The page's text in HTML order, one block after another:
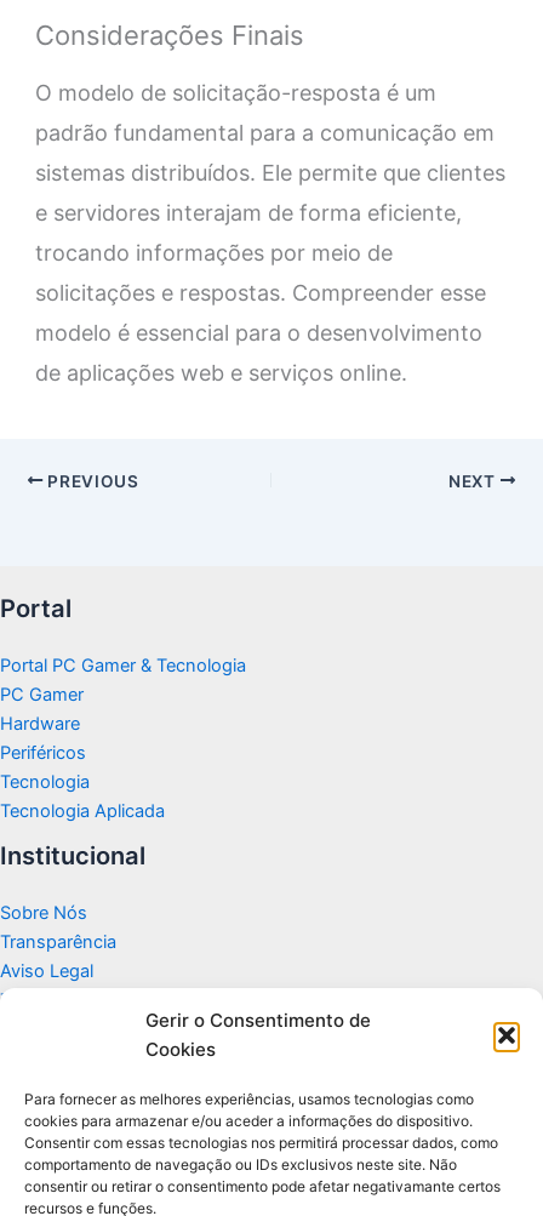
Gerir o Consentimento de
Cookies
Para fornecer as melhores experiências, usamos tecnologias como
cookies para armazenar e/ou aceder a informações do dispositivo.
Consentir com essas tecnologias nos permitirá processar dados, como
comportamento de navegação ou IDs exclusivos neste site. Não
consentir ou retirar o consentimento pode afetar negativamante certos
recursos e funções.
Considerações Finais
O modelo de solicitação-resposta é um
padrão fundamental para a comunicação em
sistemas distribuídos. Ele permite que clientes
e servidores interajam de forma eficiente,
trocando informações por meio de
solicitações e respostas. Compreender esse
modelo é essencial para o desenvolvimento
de aplicações web e serviços online.
PREVIOUS NEXT
Portal
Portal PC Gamer & Tecnologia
PC Gamer
Hardware
Periféricos
Tecnologia
Tecnologia Aplicada
Institucional
Sobre Nós
Transparência
Aviso Legal
Termos de Uso
Politicas de Privacidade e Cookies
Apoio
Glossário de Tecnologia
Portal editorial independente sobre tecnologia, PC Gamer e guias